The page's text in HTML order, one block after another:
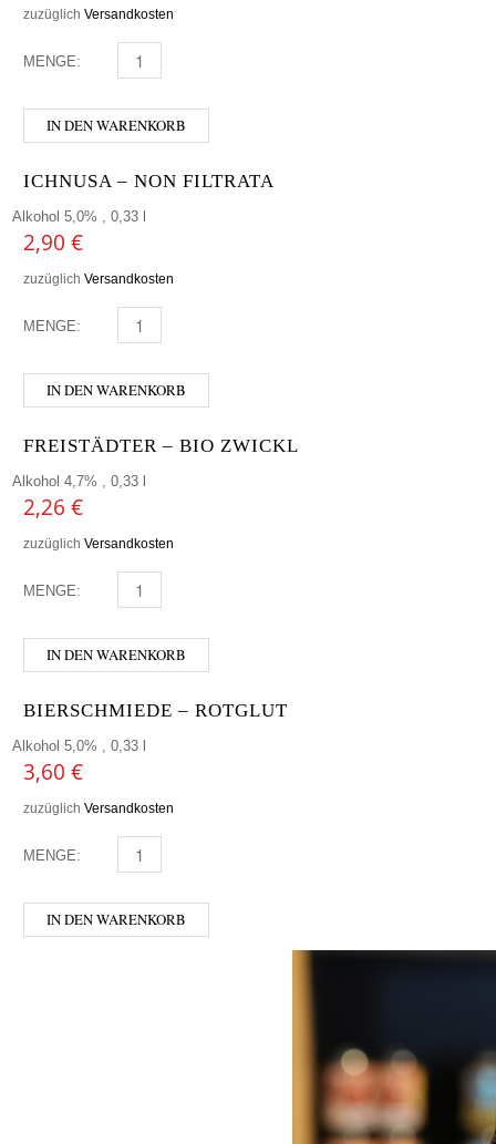
zuzüglich Versandkosten
MENGE: LINDEMANS - CASSIS MENGE
IN DEN WARENKORB
ICHNUSA – NON FILTRATA
Alkohol 5,0% , 0,33 l
2,90 €
zuzüglich Versandkosten
MENGE: ICHNUSA - NON FILTRATA MENGE
IN DEN WARENKORB
FREISTÄDTER – BIO ZWICKL
Alkohol 4,7% , 0,33 l
2,26 €
zuzüglich Versandkosten
MENGE: FREISTÄDTER - BIO ZWICKL MENGE
IN DEN WARENKORB
BIERSCHMIEDE – ROTGLUT
Alkohol 5,0% , 0,33 l
3,60 €
zuzüglich Versandkosten
MENGE: BIERSCHMIEDE - ROTGLUT MENGE
IN DEN WARENKORB